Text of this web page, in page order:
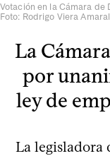
Votación en la Cámara de
Foto: Rodrigo Viera Amaral
La
por
ley de
La legisladora